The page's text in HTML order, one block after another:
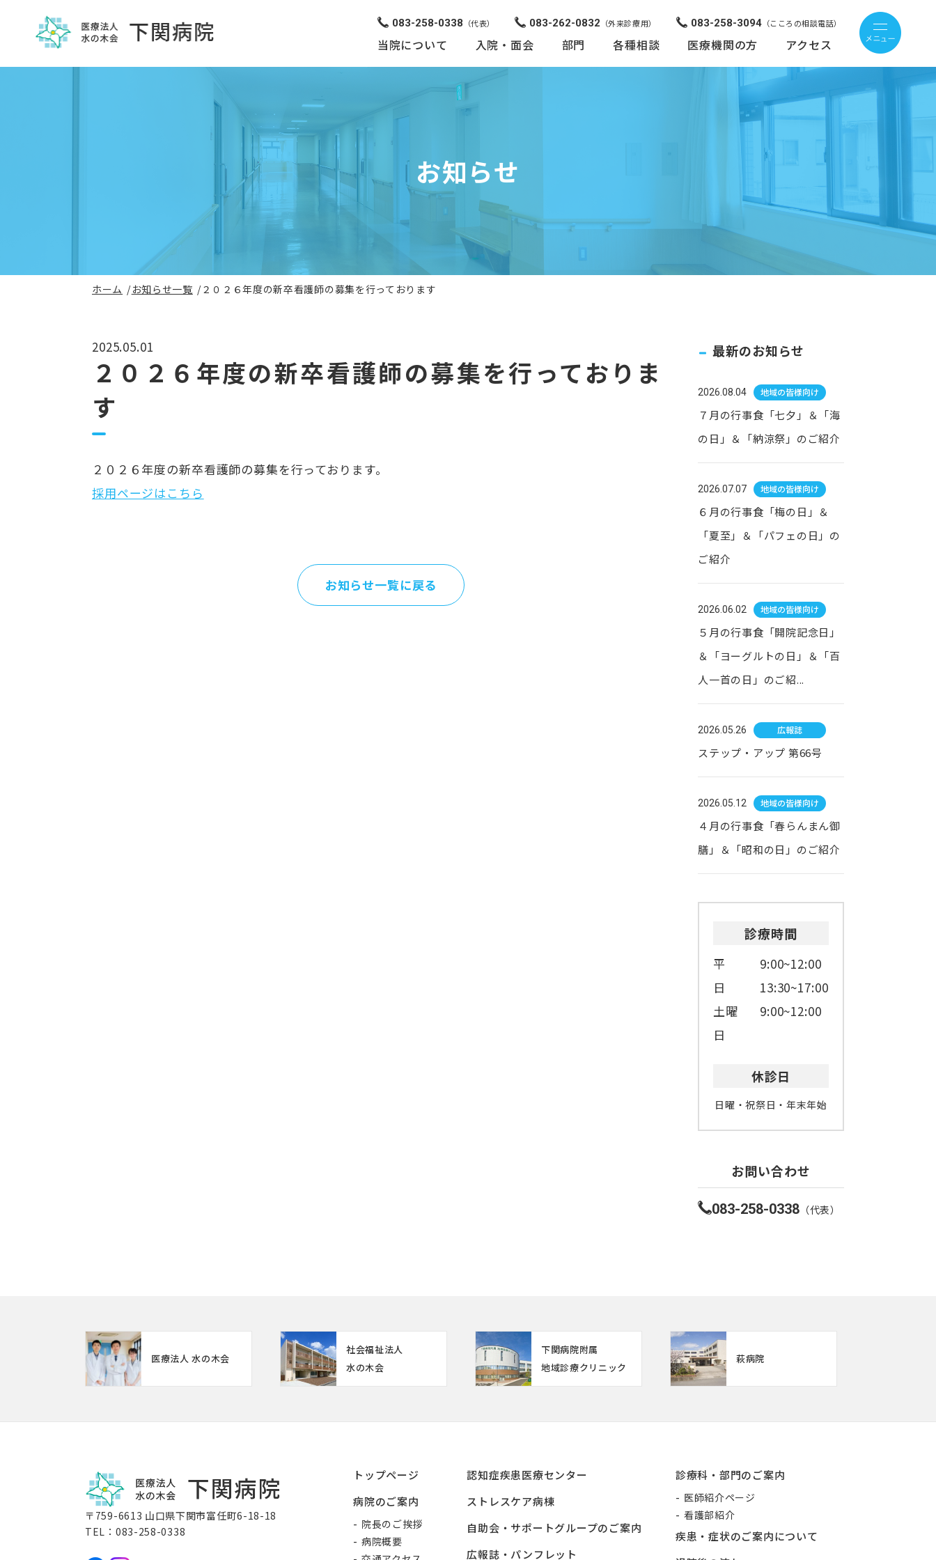
083-258-0338 （代表） 083-262-0832 （外来診療用） 083-258-3094（こころの相談電話）
当院について 入院・面会 部門 各種相談 医療機関の方 アクセス
お知らせ
ホーム お知らせ一覧 ２０２６年度の新卒看護師の募集を行っております
2025.05.01
２０２６年度の新卒看護師の募集を行っておりま
す
２０２６年度の新卒看護師の募集を行っております。
採用ページはこちら
お知らせ一覧に戻る
最新のお知らせ
2026.08.04 地域の皆様向け
７月の行事食「七夕」＆「海
の日」＆「納涼祭」のご紹介
2026.07.07 地域の皆様向け
６月の行事食「梅の日」＆
「夏至」＆「パフェの日」の
ご紹介
2026.06.02 地域の皆様向け
５月の行事食「開院記念日」
＆「ヨーグルトの日」＆「百
人一首の日」のご紹...
2026.05.26 広報誌
ステップ・アップ 第66号
2026.05.12 地域の皆様向け
４月の行事食「春らんまん御
膳」＆「昭和の日」のご紹介
診療時間
平
日
9:00~12:00
13:30~17:00
土曜
日
9:00~12:00
休診日
日曜・祝祭日・年末年始
お問い合わせ
083-258-0338 （代表）
医療法人 水の木会
社会福祉法人
水の木会
下関病院附属
地域診療クリニック
萩病院
〒759-6613 山口県下関市富任町6-18-18
TEL： 083-258-0338
トップページ
病院のご案内
院長のご挨拶
病院概要
認知症疾患医療センター
ストレスケア病棟
自助会・サポートグループのご案内
広報誌・パンフレット
診療科・部門のご案内
医師紹介ページ
看護部紹介
疾患・症状のご案内について